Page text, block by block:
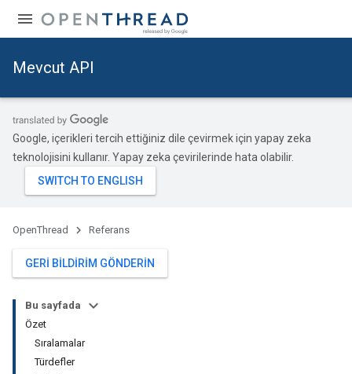
Mevcut API
Google, içerikleri tercih ettiğiniz dile çevirmek için yapay zeka
teknolojisini kullanır. Yapay zeka çevirilerinde hata olabilir.
OpenThread Referans
GERI BILDIRIM GÖNDERIN
Bu sayfada
Özet
Sıralamalar
Türdefler